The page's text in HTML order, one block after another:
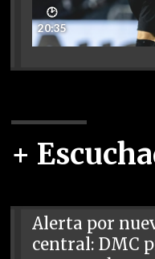
🕑
20:35
+
Alerta por
central: DMC